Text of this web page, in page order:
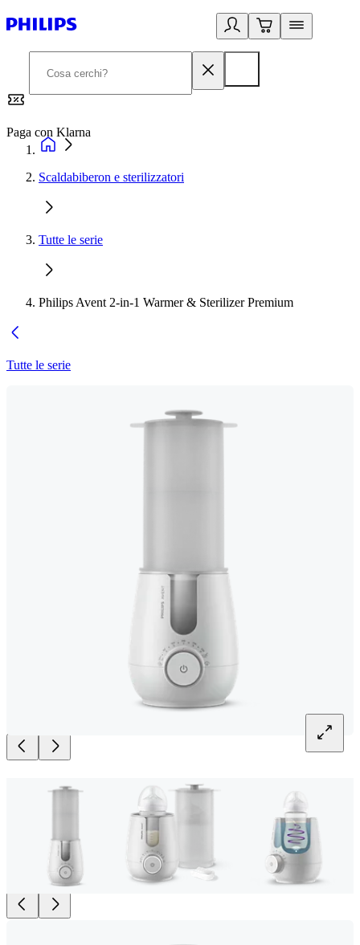
Paga con Klarna
Scaldabiberon e sterilizzatori
Tutte le serie
Philips Avent 2-in-1 Warmer & Sterilizer Premium
Tutte le serie